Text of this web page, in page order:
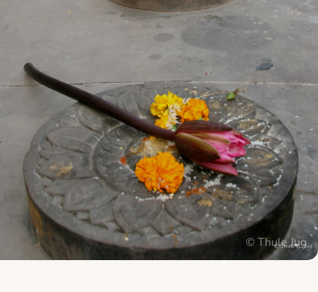
© Thule Jug
© Thule Jug